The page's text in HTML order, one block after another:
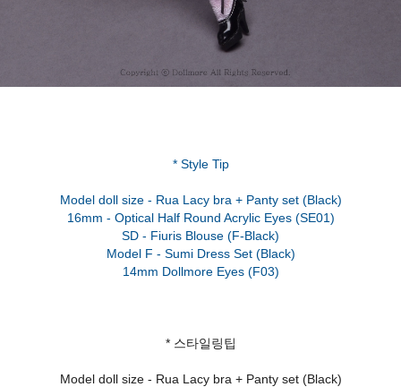
* Style Tip
Model doll size - Rua Lacy bra + Panty set (Black)
16mm - Optical Half Round Acrylic Eyes (SE01)
SD - Fiuris Blouse (F-Black)
Model F - Sumi Dress Set (Black)
* 스타일링팁
Model doll size - Rua Lacy bra + Panty set (Black)